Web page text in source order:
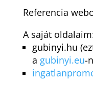
Referencia
A saját
gubinyi.hu
a gubinyi.eu-